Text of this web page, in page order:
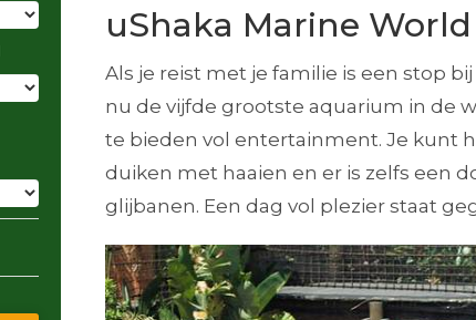
uShaka Marine World
Als je reist met je familie is een stop
nu de vijfde grootste aquarium in de
te bieden vol entertainment. Je kunt
duiken met haaien en er is zelfs een
glijbanen. Een dag vol plezier staat